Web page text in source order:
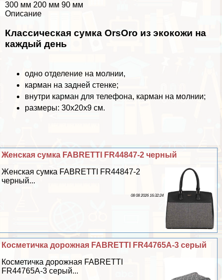
300 мм 200 мм 90 мм
Описание
Классическая сумка OrsOro из экокожи на
каждый день
одно отделение на молнии,
карман на задней стенке;
внутри карман для телефона, карман на молнии;
размеры: 30х20х9 см.
Женская сумка FABRETTI FR44847-2 черный
Женская сумка FABRETTI FR44847-2
черный...
08 08 2026 16:32:24
Косметичка дорожная FABRETTI FR44765A-3 серый
Косметичка дорожная FABRETTI
FR44765A-3 серый...